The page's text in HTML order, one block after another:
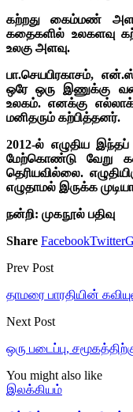
கற்றது கைம்மண்
கதைகளில் உலகளவு
உலகு அளவு.
பா.செயபிரகாசம்,
ஒரே ஒரு இணுக்கு
உலகம். எனக்கு
மனிதரும் கற்பித்தனர்.
2012-ல் எழுதிய
மேற்கொண்டு வேறு
தெரியவில்லை.
எழுதாமல் இருக்க
நன்றி: முகநூல் பதிவு
Share FacebookTwitter
Prev Post
தாமரை பாரதியின்
Next Post
ஒரு படைப்பு,
You might also like
இலக்கியம்